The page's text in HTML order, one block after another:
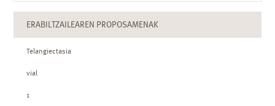
ERABILTZAILEAREN PROPOSAMENAK
Telangiectasia
vial
1